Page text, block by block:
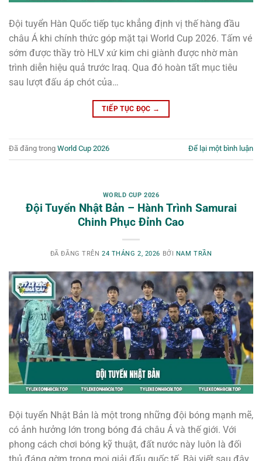
Đội tuyển Hàn Quốc tiếp tục khẳng định vị thế hàng đầu
châu Á khi chính thức góp mặt tại World Cup 2026. Tấm vé
sớm được thầy trò HLV xứ kim chi giành được nhờ màn
trình diễn hiệu quả trước Iraq. Qua đó hoàn tất mục tiêu
sau lượt đấu áp chót của…
TIẾP TỤC ĐỌC →
Đã đăng trong World Cup 2026 Để lại một bình luận
WORLD CUP 2026
Đội Tuyển Nhật Bản – Hành Trình Samurai
Chinh Phục Đỉnh Cao
ĐÃ ĐĂNG TRÊN 24 THÁNG 2, 2026 BỞI NAM TRẦN
Đội tuyển Nhật Bản là một trong những đội bóng mạnh mẽ,
có ảnh hưởng lớn trong bóng đá châu Á và thế giới. Với
phong cách chơi bóng kỹ thuật, đất nước này luôn là đối